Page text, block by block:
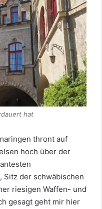
hat
thront auf
hoch über der
Sitz der schwäbischen
riesigen Waffen- und
gesagt geht mir hier